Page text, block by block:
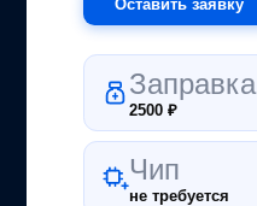
Оставить заявку
Заправка
2500₽
Чип
не требуется